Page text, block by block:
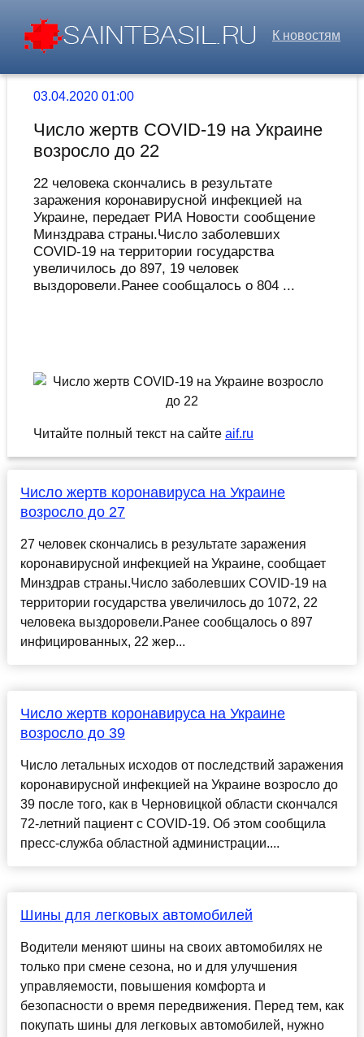
К новостям
03.04.2020 01:00
Число жертв COVID-19 на Украине
возросло до 22
22 человека скончались в результате
заражения коронавирусной инфекцией на
Украине, передает РИА Новости сообщение
Минздрава страны.Число заболевших
COVID-19 на территории государства
увеличилось до 897, 19 человек
выздоровели.Ранее сообщалось о 804 ...
Читайте полный текст на сайте aif.ru
Число жертв коронавируса на Украине
возросло до 27
27 человек скончались в результате заражения
коронавирусной инфекцией на Украине, сообщает
Минздрав страны.Число заболевших COVID-19 на
территории государства увеличилось до 1072, 22
человека выздоровели.Ранее сообщалось о 897
инфицированных, 22 жер...
Число жертв коронавируса на Украине
возросло до 39
Число летальных исходов от последствий заражения
коронавирусной инфекцией на Украине возросло до
39 после того, как в Черновицкой области скончался
72-летний пациент с COVID-19. Об этом сообщила
пресс-служба областной администрации....
Шины для легковых автомобилей
Водители меняют шины на своих автомобилях не
только при смене сезона, но и для улучшения
управляемости, повышения комфорта и
безопасности о время передвижения. Перед тем, как
покупать шины для легковых автомобилей, нужно